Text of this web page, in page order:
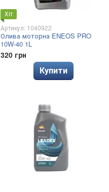
Хіт
Артикул: 1040922
Олива моторна ENEOS PRO
10W-40 1L
320 грн
Купити